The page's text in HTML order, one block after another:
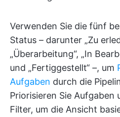
Verwenden Sie die fünf
Status – darunter „Zu
„Überarbeitung“, „In
und „Fertiggestellt“ –, um
Aufgaben durch die
Priorisieren Sie Aufgaben
Filter, um die Ansicht